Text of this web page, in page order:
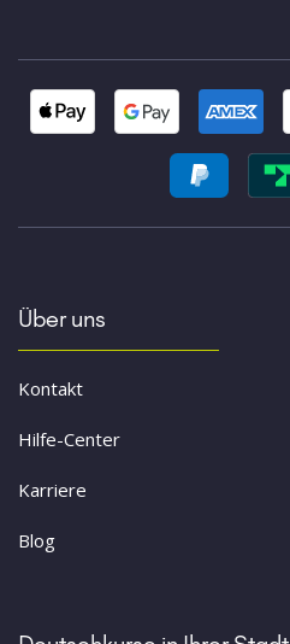
Über uns
Kontakt
Hilfe-Center
Karriere
Blog